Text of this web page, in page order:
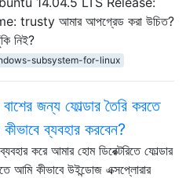
trusty আমার আপগ্রেড করা উচিত?
নিই?
subsystem-for-linux
জন্য ফোল্ডার তৈরি করতে
ব্যবহার করবেন?
করে আমার হোম ডিরেক্টরিতে ফোল্ডার
আমি কীভাবে উইন্ডোজ এক্সপ্লোরার